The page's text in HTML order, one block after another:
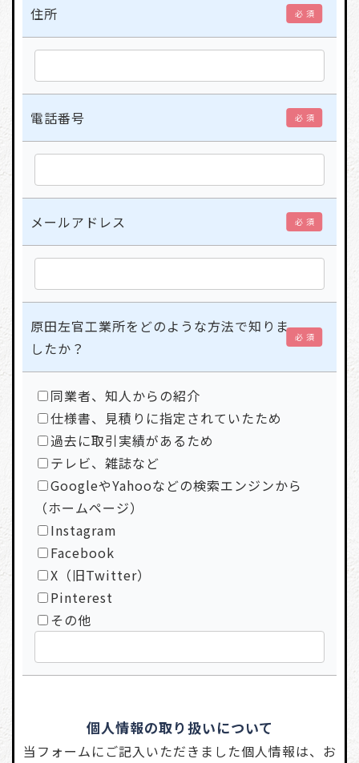
住所 必 須
電話番号 必 須
メールアドレス 必 須
原田左官工業所をどのような方法で知りま
したか？
必 須
同業者、知人からの紹介
仕様書、見積りに指定されていたため
過去に取引実績があるため
テレビ、雑誌など
GoogleやYahooなどの検索エンジンから
（ホームページ）
Instagram
Facebook
X（旧Twitter）
Pinterest
その他
個人情報の取り扱いについて
当フォームにご記入いただきました個人情報は、お